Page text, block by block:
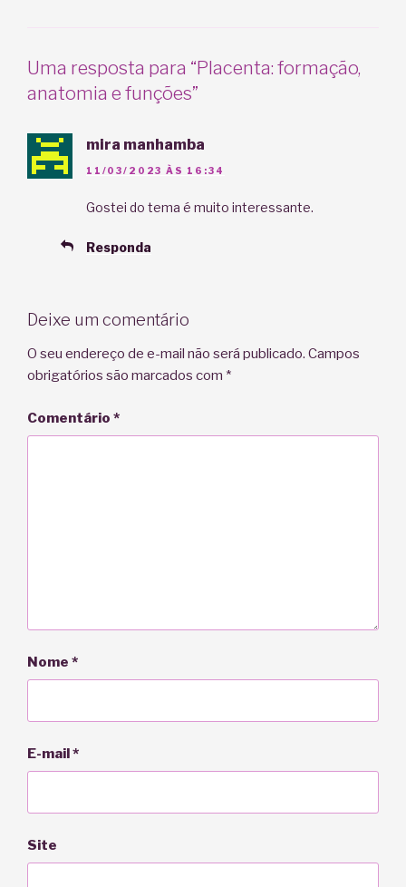
Uma resposta para “Placenta: formação,
anatomia e funções”
mira manhamba
11/03/2023 ÀS 16:34
Gostei do tema é muito interessante.
Responda
Deixe um comentário
O seu endereço de e-mail não será publicado. Campos
obrigatórios são marcados com *
Comentário *
Nome *
E-mail*
Site